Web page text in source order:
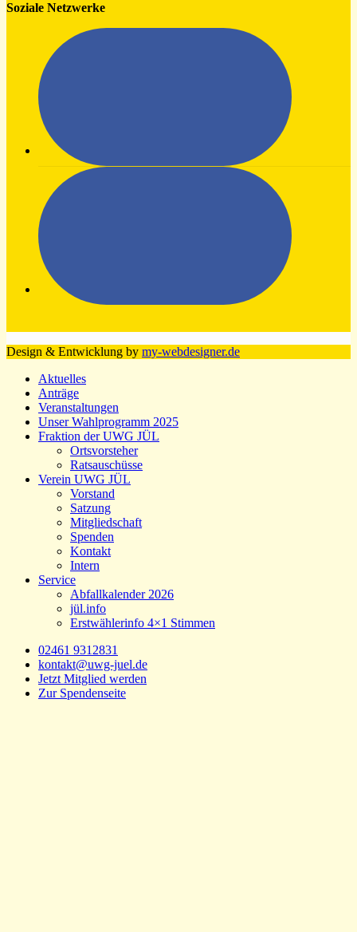
Soziale Netzwerke
Design & Entwicklung by my-webdesigner.de
Aktuelles
Anträge
Veranstaltungen
Unser Wahlprogramm 2025
Fraktion der UWG JÜL
Ortsvorsteher
Ratsauschüsse
Verein UWG JÜL
Vorstand
Satzung
Mitgliedschaft
Spenden
Kontakt
Intern
Service
Abfallkalender 2026
jül.info
Erstwählerinfo 4×1 Stimmen
02461 9312831
kontakt@uwg-juel.de
Jetzt Mitglied werden
Zur Spendenseite